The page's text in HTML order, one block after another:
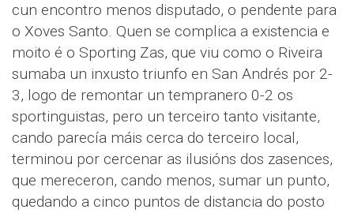
cun encontro menos disputado, o pendente para
o Xoves Santo. Quen se complica a existencia e
moito é o Sporting Zas, que viu como o Riveira
sumaba un inxusto triunfo en San Andrés por 2-
3, logo de remontar un tempranero 0-2 os
sportinguistas, pero un terceiro tanto visitante,
cando parecía máis cerca do terceiro local,
terminou por cercenar as ilusións dos zasences,
que mereceron, cando menos, sumar un punto,
quedando a cinco puntos de distancia do posto